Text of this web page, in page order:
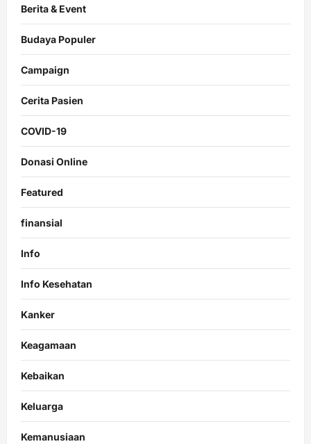
Berita & Event
Budaya Populer
Campaign
Cerita Pasien
COVID-19
Donasi Online
Featured
finansial
Info
Info Kesehatan
Kanker
Keagamaan
Kebaikan
Keluarga
Kemanusiaan